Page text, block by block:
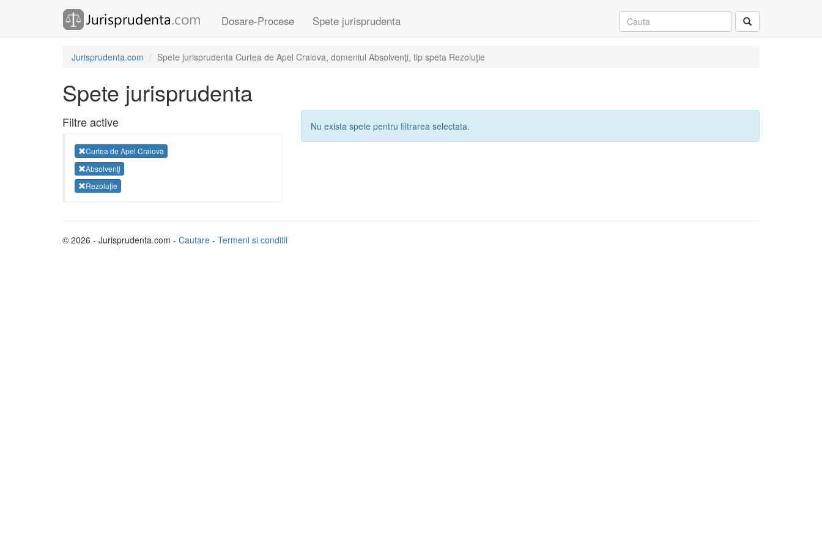
Dosare-Procese Spete jurisprudenta
Jurisprudenta.com Spete jurisprudenta Curtea de Apel Craiova, domeniul Absolvenţi, tip speta Rezoluţie
Spete jurisprudenta
Filtre active
Curtea de Apel Craiova
Absolvenţi
Rezoluţie
Nu exista spete pentru filtrarea selectata.
© 2026 - Jurisprudenta.com - Cautare - Termeni si conditii